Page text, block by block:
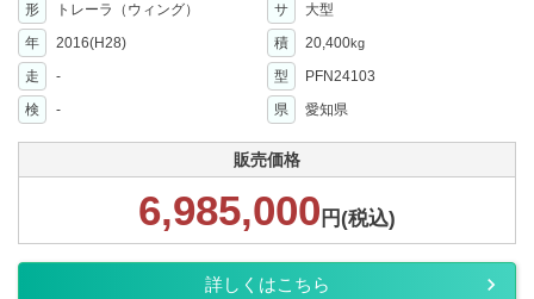
形 トレーラ（ウィング） サ
大型
年
2016(H28) 積 20,400kg
走 - 型
PFN24103
検
- 県 愛知県
販売価格
6,985,000 円(税込)
詳しくはこちら